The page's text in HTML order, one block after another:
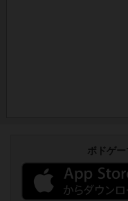
ボドゲ